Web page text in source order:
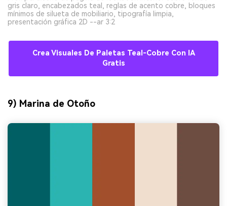
gris claro, encabezados teal, reglas de acento cobre, bloques
mínimos de silueta de mobiliario, tipografía limpia,
presentación gráfica 2D --ar 3:2
Crea Visuales De Paletas Teal-Cobre Con IA
Gratis
9) Marina de Otoño